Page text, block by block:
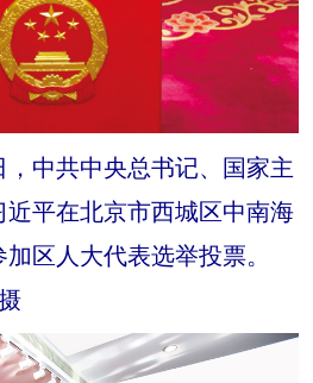
中共中央总书记、国家主
近平在北京市西城区中南海
区人大代表选举投票。